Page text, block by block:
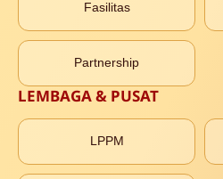
Fasilitas
Partnership
LEMBAGA & PUSAT
LPPM